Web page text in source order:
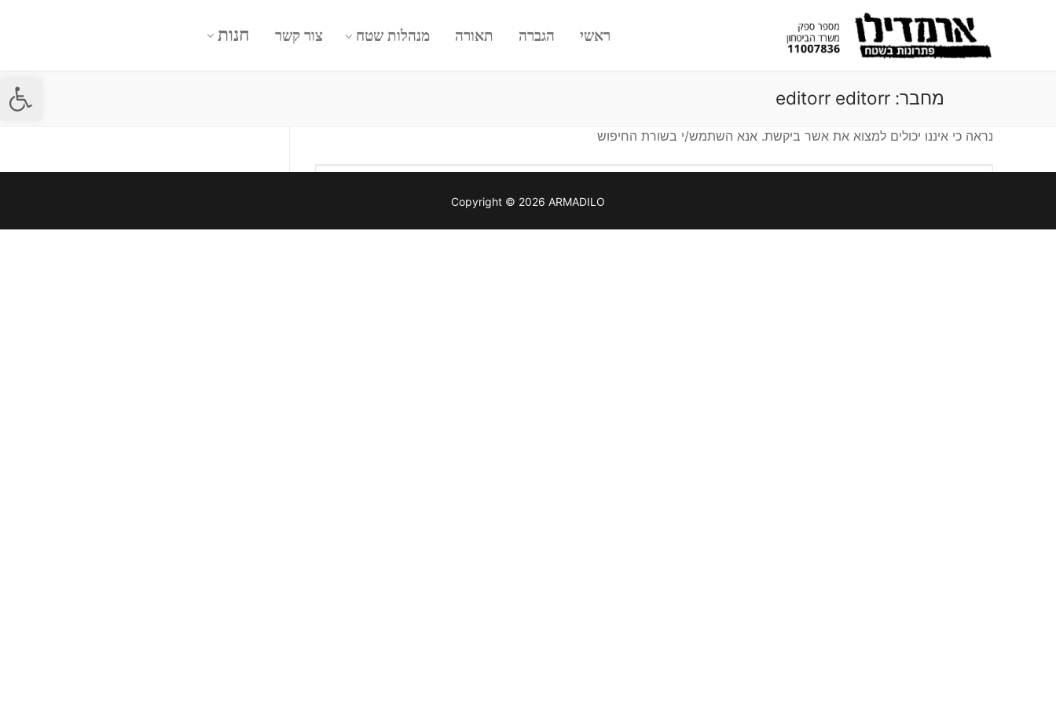
פתח
ראשי הגברה תאורה מנהלות שטח צור קשר חנות
מחבר:editorr editorr
נראה כי איננו יכולים למצוא את אשר ביקשת. אנא השתמש/י בשורת החיפוש
Copyright © 2026 ARMADILO